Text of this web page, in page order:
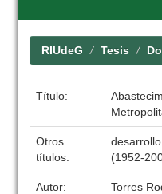
RIUdeG Tesis
Título:
Otros
títulos:
(1952-
Autor: Torres